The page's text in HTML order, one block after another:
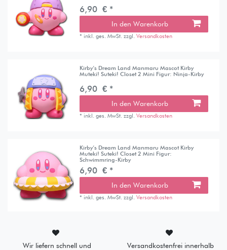
6,90 € *
In den Warenkorb
* inkl. ges. MwSt. zzgl.Versandkosten
Kirby’s Dream Land Manmaru Mascot Kirby
Muteki! Suteki! Closet 2 Mini Figur: Ninja-Kirby
6,90 € *
In den Warenkorb
* inkl. ges. MwSt. zzgl.Versandkosten
Kirby’s Dream Land Manmaru Mascot Kirby
Muteki! Suteki! Closet 2 Mini Figur:
Schwimmring-Kirby
6,90 € *
In den Warenkorb
* inkl. ges. MwSt. zzgl.Versandkosten
Wir liefern schnell und
Versandkostenfrei innerhalb